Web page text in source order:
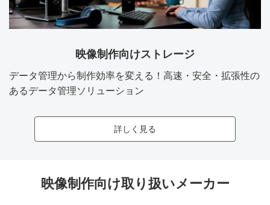
映像制作向けストレージ
データ管理から制作効率を変える！高速・安全・拡張性の
あるデータ管理ソリューション
詳しく見る
映像制作向け取り扱いメーカー